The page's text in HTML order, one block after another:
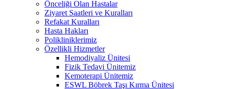
Önceliği Olan Hastalar
Ziyaret Saatleri ve Kuralları
Refakat Kuralları
Hasta Hakları
Polikliniklerimiz
Özellikli Hizmetler
Hemodiyaliz Ünitesi
Fizik Tedavi Ünitemiz
Kemoterapi Ünitemiz
ESWL Böbrek Taşı Kırma Ünitesi